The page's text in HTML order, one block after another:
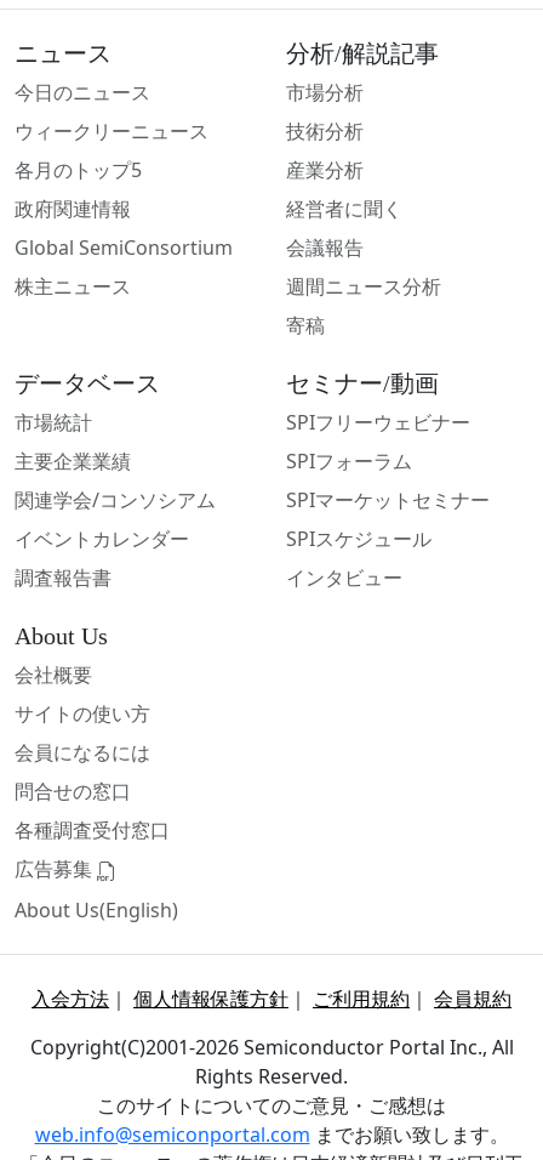
ニュース
今日のニュース
ウィークリーニュース
各月のトップ5
政府関連情報
Global SemiConsortium
株主ニュース
分析/解説記事
市場分析
技術分析
産業分析
経営者に聞く
会議報告
週間ニュース分析
寄稿
データベース
市場統計
主要企業業績
関連学会/コンソシアム
イベントカレンダー
調査報告書
セミナー/動画
SPIフリーウェビナー
SPIフォーラム
SPIマーケットセミナー
SPIスケジュール
インタビュー
About Us
会社概要
サイトの使い方
会員になるには
問合せの窓口
各種調査受付窓口
広告募集
About Us(English)
入会方法 ｜ 個人情報保護方針 ｜ ご利用規約 ｜ 会員規約
Copyright(C)2001-2026 Semiconductor Portal Inc., All
Rights Reserved.
このサイトについてのご意見・ご感想は
web.info@semiconportal.com までお願い致します。